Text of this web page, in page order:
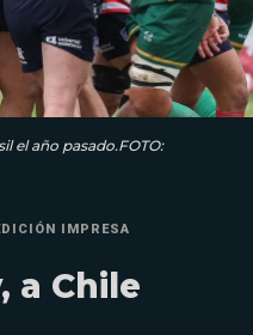
el año pasado.FOTO:
IMPRESA
a Chile